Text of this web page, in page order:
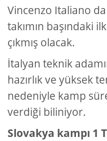
Vincenzo Italiano
takımın başındaki
çıkmış olacak.
İtalyan teknik
hazırlık ve yüksek
nedeniyle kamp
verdiği biliniyor.
Slovakya kampı 1